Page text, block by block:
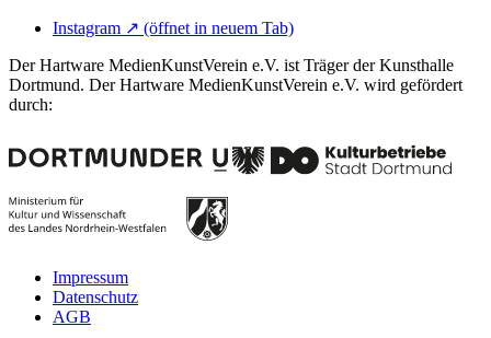
Instagram ↗ (öffnet in neuem Tab)
Der Hartware MedienKunstVerein e.V. ist Träger der Kunsthalle
Dortmund. Der Hartware MedienKunstVerein e.V. wird gefördert
durch:
Impressum
Datenschutz
AGB